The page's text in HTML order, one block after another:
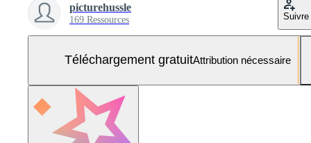
picturehussle
169 Ressources Suivre
Téléchargement gratuitAttribution nécessaire